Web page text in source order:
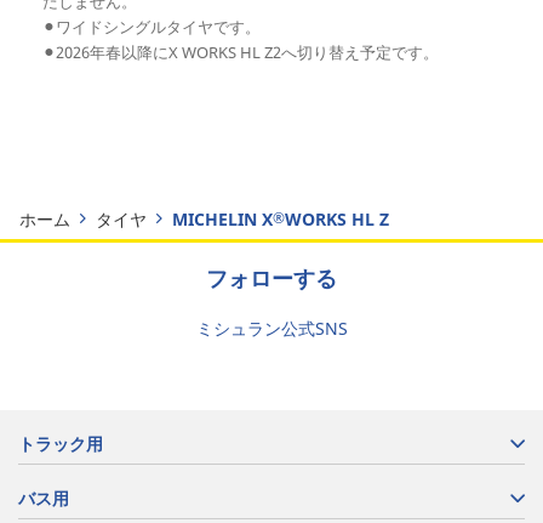
⚫︎ワイドシングルタイヤです。
⚫︎2026年春以降にX WORKS HL Z2へ切り替え予定です。
ホーム タイヤ MICHELIN X®WORKS HL Z
フォローする
ミシュラン公式SNS
トラック用
バス用